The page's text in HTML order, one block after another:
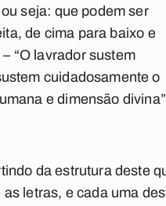
seja: que podem ser
de cima para baixo e
“O lavrador sustem
cuidadosamente o
e dimensão
da estrutura deste
letras, e cada uma